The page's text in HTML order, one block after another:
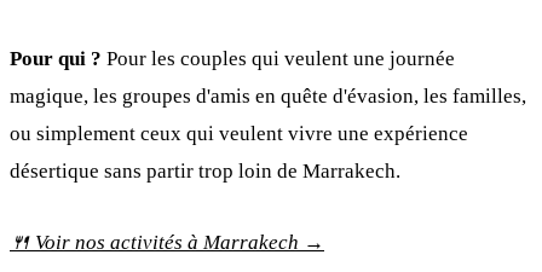
Pour qui ? Pour les couples qui veulent une journée
magique, les groupes d'amis en quête d'évasion, les familles,
ou simplement ceux qui veulent vivre une expérience
désertique sans partir trop loin de Marrakech.
🍴 Voir nos activités à Marrakech →